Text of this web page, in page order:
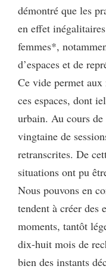
démontré que les
en effet
femmes*,
d’espaces et de
Ce vide permet
ces espaces, dont
urbain. Au cours de
vingtaine de
retranscrites. De
situations ont pu
Nous pouvons en
tendent à créer des
moments, tantôt
dix-huit mois de
bien des instants